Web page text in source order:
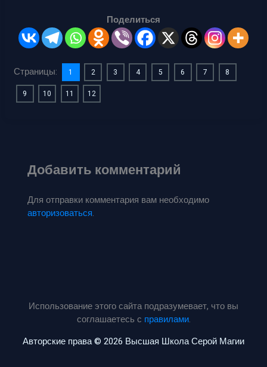
Поделиться
Страницы: 1 2 3 4 5 6 7
8
9
10 11 12
Добавить комментарий
Для отправки комментария вам необходимо
авторизоваться.
Использование этого сайта подразумевает, что вы
соглашаетесь с правилами.
Авторские права © 2026 Высшая Школа Серой Магии